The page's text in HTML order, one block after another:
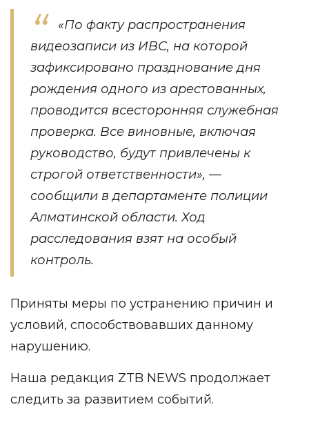
«По факту распространения
видеозаписи из ИВС, на которой
зафиксировано празднование дня
рождения одного из арестованных,
проводится всесторонняя служебная
проверка. Все виновные, включая
руководство, будут привлечены к
строгой ответственности», —
сообщили в департаменте полиции
Алматинской области. Ход
расследования взят на особый
контроль.
Приняты меры по устранению причин и
условий, способствовавших данному
нарушению.
Наша редакция ZTB NEWS продолжает
следить за развитием событий.